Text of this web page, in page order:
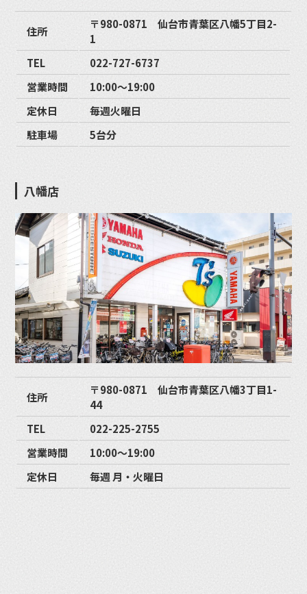
住所
〒980-0871 仙台市青葉区八幡5丁目2-
1
TEL
022-727-6737
営業時間
10:00〜19:00
定休日
毎週火曜日
駐車場
5台分
八幡店
住所
〒980-0871 仙台市青葉区八幡3丁目1-
44
TEL
022-225-2755
営業時間
10:00〜19:00
定休日
毎週 月・火曜日